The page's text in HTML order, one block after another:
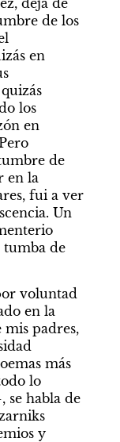
deja de
de los
en
los
en
de
en la
fui a ver
Un
tumba de
voluntad
en la
mis padres,
más
lo
se habla de
y